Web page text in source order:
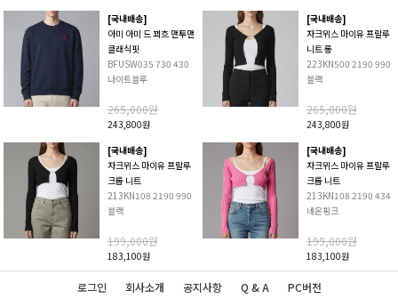
[국내배송]
아미 아미 드 꾀흐 맨투맨
클래식핏
BFUSW035 730 430
나이트블루
265,000원
243,800원
[국내배송]
자크뮈스 마이유 프랄루
니트 롱
223KN500 2190 990
블랙
265,000원
243,800원
[국내배송]
자크뮈스 마이유 프랄루
크롭 니트
213KN108 2190 990
블랙
199,000원
183,100원
[국내배송]
자크뮈스 마이유 프랄루
크롭 니트
213KN108 2190 434
네온핑크
199,000원
183,100원
로그인 회사소개 공지사항 Q & A PC버전